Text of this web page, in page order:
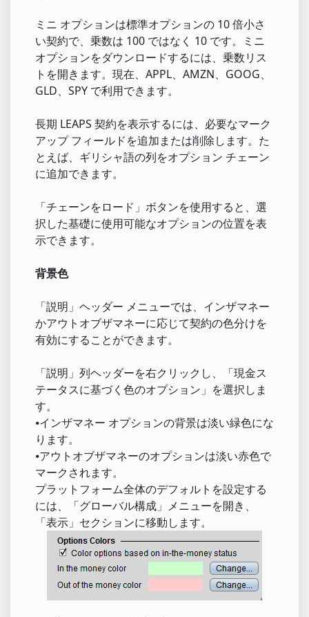
ミニ オプションは標準オプションの 10 倍小さ
い契約で、乗数は 100 ではなく 10 です。ミニ
オプションをダウンロードするには、乗数リス
トを開きます。現在、APPL、AMZN、GOOG、
GLD、SPY で利用できます。
長期 LEAPS 契約を表示するには、必要なマーク
アップ フィールドを追加または削除します。た
とえば、ギリシャ語の列をオプション チェーン
に追加できます。
「チェーンをロード」ボタンを使用すると、選
択した基礎に使用可能なオプションの位置を表
示できます。
背景色
「説明」ヘッダー メニューでは、インザマネー
かアウトオブザマネーに応じて契約の色分けを
有効にすることができます。
「説明」列ヘッダーを右クリックし、「現金ス
テータスに基づく色のオプション」を選択しま
す。
⦁インザマネー オプションの背景は淡い緑色にな
ります。
⦁アウトオブザマネーのオプションは淡い赤色で
マークされます。
プラットフォーム全体のデフォルトを設定する
には、「グローバル構成」メニューを開き、
「表示」セクションに移動します。